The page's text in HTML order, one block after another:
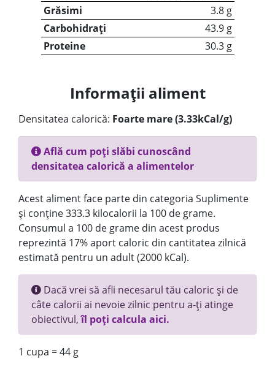
Grăsimi
3.8 g
Carbohidrați
43.9 g
Proteine
30.3 g
Informații aliment
Densitatea calorică: Foarte mare (3.33kCal/g)
Află cum poți slăbi cunoscând
densitatea calorică a alimentelor
Acest aliment face parte din categoria Suplimente
și conține 333.3 kilocalorii la 100 de grame.
Consumul a 100 de grame din acest produs
reprezintă 17% aport caloric din cantitatea zilnică
estimată pentru un adult (2000 kCal).
Dacă vrei să afli necesarul tău caloric și de
câte calorii ai nevoie zilnic pentru a-ți atinge
obiectivul,îl poți calcula aici.
1 cupa = 44 g